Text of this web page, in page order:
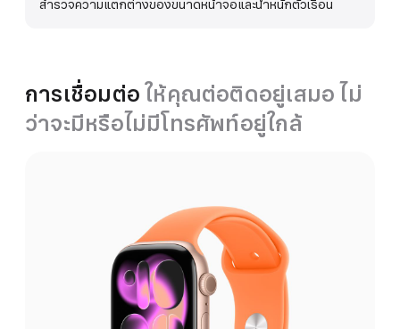
สำรวจความแตกต่างของขนาดหน้าจอและน้ำหนักตัวเรือน
เพิ่ม
การเชื่อมต่อให้คุณต่อติดอยู่เสมอ ไม่
ว่าจะมีหรือไม่มีโทรศัพท์อยู่ใกล้